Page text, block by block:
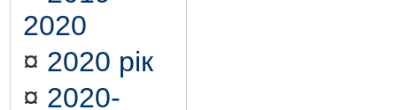
2020
¤ 2020 рік
¤ 2020-